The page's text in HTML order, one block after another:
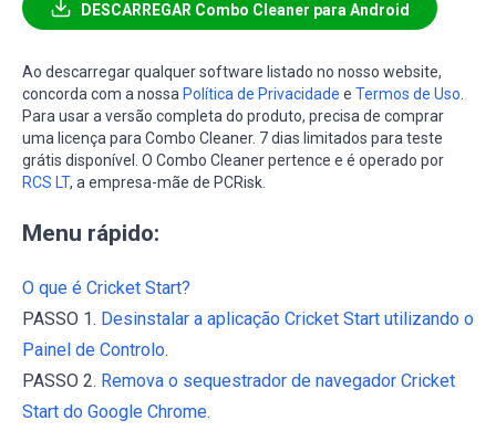
DESCARREGAR Combo Cleaner para Android
Ao descarregar qualquer software listado no nosso website,
concorda com a nossa Política de Privacidade e Termos de Uso
Para usar a versão completa do produto, precisa de comprar
uma licença para Combo Cleaner. 7 dias limitados para teste
grátis disponível. O Combo Cleaner pertence e é operado por
RCS LT, a empresa-mãe de PCRisk.
Menu rápido:
O que é Cricket Start?
PASSO 1. Desinstalar a aplicação Cricket Start utilizando o
Painel de Controlo.
PASSO 2. Remova o sequestrador de navegador Cricket
Start do Google Chrome.